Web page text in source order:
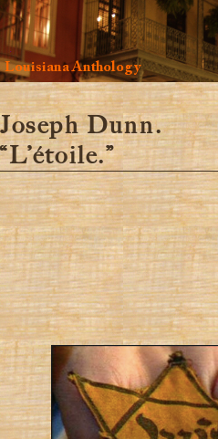
Louisiana Anthology
Joseph Dunn.
“L’étoile.”